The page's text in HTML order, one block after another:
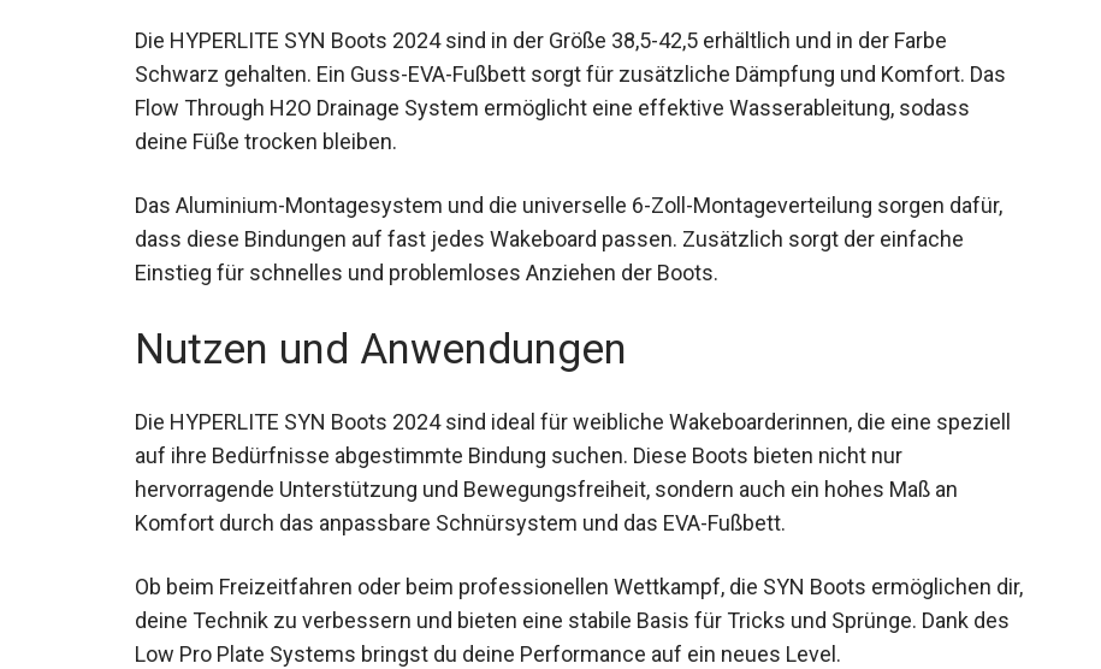
Die HYPERLITE SYN Boots 2024 sind in der Größe 38,5-42,5 erhältlich und in der Farbe
Schwarz gehalten. Ein Guss-EVA-Fußbett sorgt für zusätzliche Dämpfung und Komfort. Das
Flow Through H2O Drainage System ermöglicht eine effektive Wasserableitung, sodass
deine Füße trocken bleiben.
Das Aluminium-Montagesystem und die universelle 6-Zoll-Montageverteilung sorgen dafür,
dass diese Bindungen auf fast jedes Wakeboard passen. Zusätzlich sorgt der einfache
Einstieg für schnelles und problemloses Anziehen der Boots.
Nutzen und Anwendungen
Die HYPERLITE SYN Boots 2024 sind ideal für weibliche Wakeboarderinnen, die eine speziell
auf ihre Bedürfnisse abgestimmte Bindung suchen. Diese Boots bieten nicht nur
hervorragende Unterstützung und Bewegungsfreiheit, sondern auch ein hohes Maß an
Komfort durch das anpassbare Schnürsystem und das EVA-Fußbett.
Ob beim Freizeitfahren oder beim professionellen Wettkampf, die SYN Boots ermöglichen dir,
deine Technik zu verbessern und bieten eine stabile Basis für Tricks und Sprünge. Dank des
Low Pro Plate Systems bringst du deine Performance auf ein neues Level.